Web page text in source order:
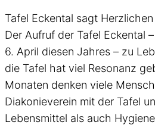
Tafel Eckental sagt
Der Aufruf der Tafel Eckental
6. April diesen Jahres – zu
die Tafel hat viel Resonanz
Monaten denken viele
Diakonieverein mit der Tafel
Lebensmittel als auch